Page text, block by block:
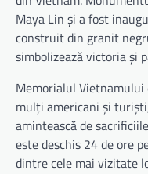
Maya Lin și a fost
construit din granit
simbolizează victoria și
Memorialul
mulți americani și
amintească de
este deschis 24 de ore
dintre cele mai vizitate